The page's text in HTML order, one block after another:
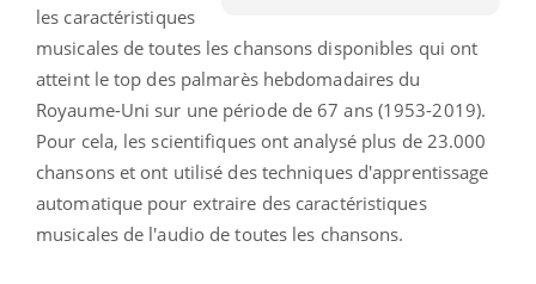
les caractéristiques
musicales de toutes les chansons disponibles qui ont
atteint le top des palmarès hebdomadaires du
Royaume-Uni sur une période de 67 ans (1953-2019).
Pour cela, les scientifiques ont analysé plus de 23.000
chansons et ont utilisé des techniques d'apprentissage
automatique pour extraire des caractéristiques
musicales de l'audio de toutes les chansons.